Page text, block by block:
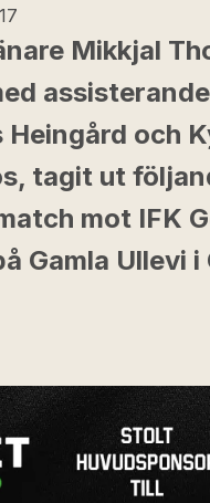
Mikkjal
Heingård och
tagit ut
mot IFK
Gamla Ullevi